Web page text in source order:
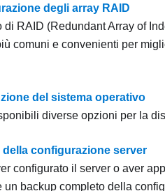
degli array RAID
di RAID (Redundant Array of
comuni e convenienti per
del sistema operativo
diverse opzioni per la
della configurazione server
configurato il server o aver
un backup completo della